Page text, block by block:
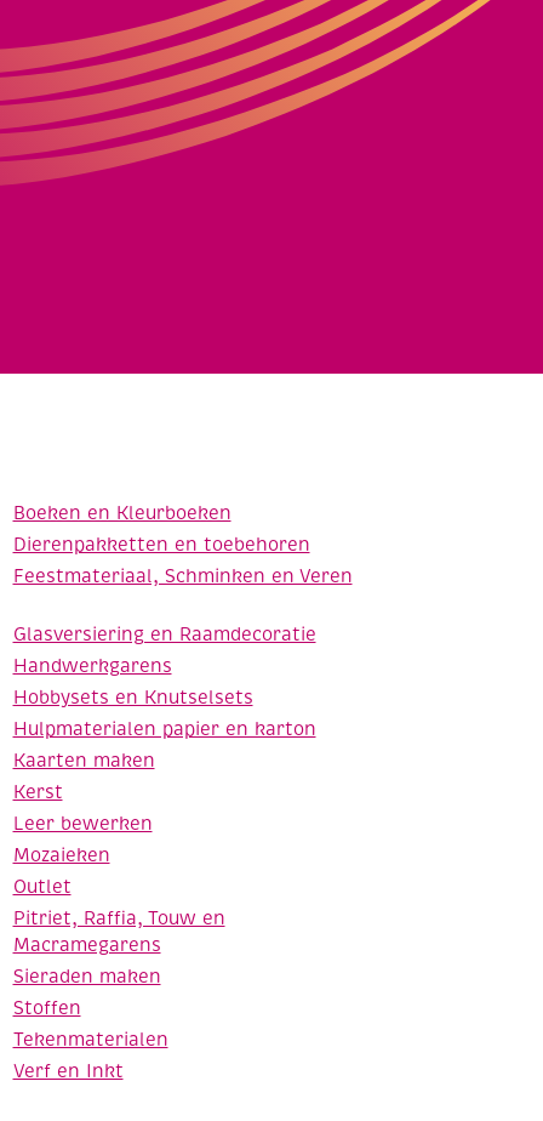
Boeken en Kleurboeken
Dierenpakketten en toebehoren
Feestmateriaal, Schminken en Veren
Glasversiering en Raamdecoratie
Handwerkgarens
Hobbysets en Knutselsets
Hulpmaterialen papier en karton
Kaarten maken
Kerst
Leer bewerken
Mozaieken
Outlet
Pitriet, Raffia, Touw en
Macramegarens
Sieraden maken
Stoffen
Tekenmaterialen
Verf en Inkt